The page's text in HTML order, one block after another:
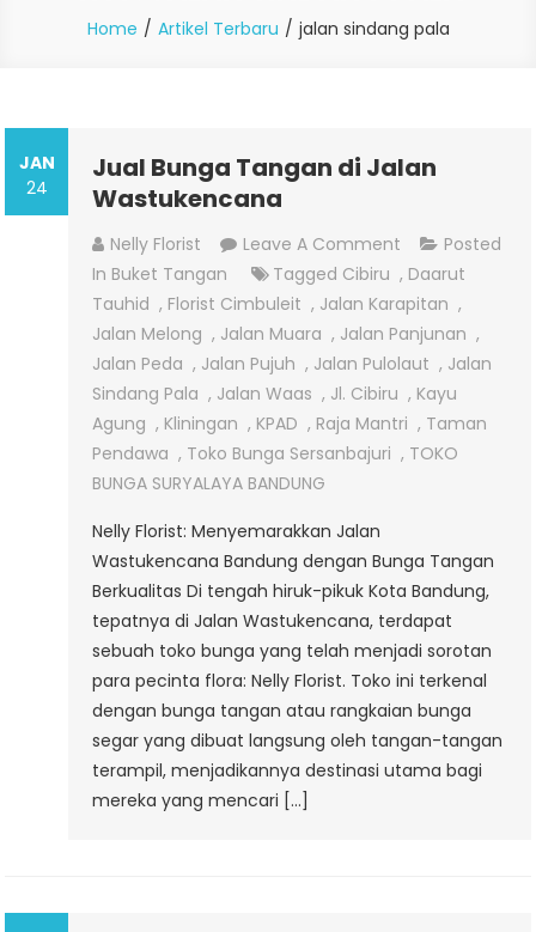
Home Artikel Terbaru jalan sindang pala
JAN
24
Jual Bunga Tangan di Jalan
Wastukencana
Nelly Florist Leave A Comment On
Jual
Bunga
Tangan
Di
Jalan
Wastukencana
Posted
In Buket Tangan Tagged Cibiru , Daarut
Tauhid , Florist Cimbuleit , Jalan Karapitan ,
Jalan Melong , Jalan Muara , Jalan Panjunan ,
Jalan Peda , Jalan Pujuh , Jalan Pulolaut , Jalan
Sindang Pala , Jalan Waas , Jl. Cibiru , Kayu
Agung , Kliningan , KPAD , Raja Mantri , Taman
Pendawa , Toko Bunga Sersanbajuri , TOKO
BUNGA SURYALAYA BANDUNG
Nelly Florist: Menyemarakkan Jalan
Wastukencana Bandung dengan Bunga Tangan
Berkualitas Di tengah hiruk-pikuk Kota Bandung,
tepatnya di Jalan Wastukencana, terdapat
sebuah toko bunga yang telah menjadi sorotan
para pecinta flora: Nelly Florist. Toko ini terkenal
dengan bunga tangan atau rangkaian bunga
segar yang dibuat langsung oleh tangan-tangan
terampil, menjadikannya destinasi utama bagi
mereka yang mencari […]